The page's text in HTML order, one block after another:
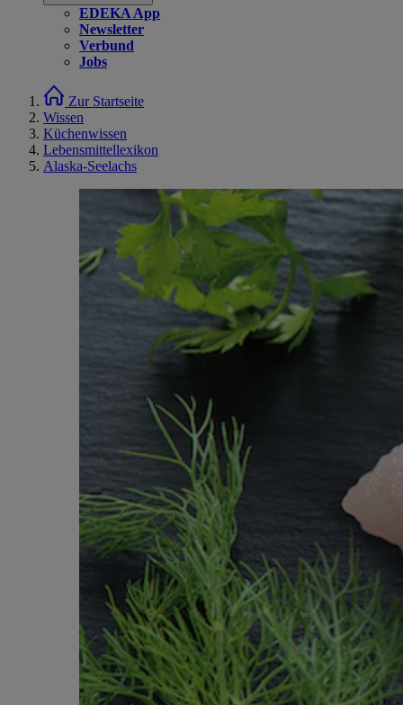
EDEKA App
Newsletter
Verbund
Jobs
Zur Startseite
Wissen
Küchenwissen
Lebensmittellexikon
Alaska-Seelachs